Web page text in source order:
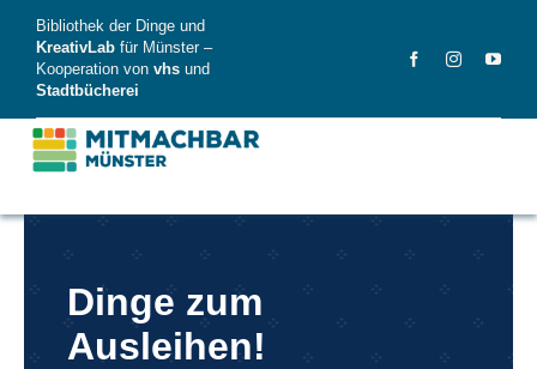
content
Bibliothek der Dinge und
KreativLab für Münster –
Kooperation von vhs und
Stadtbücherei
DingeDinge zum
Ausleihen!